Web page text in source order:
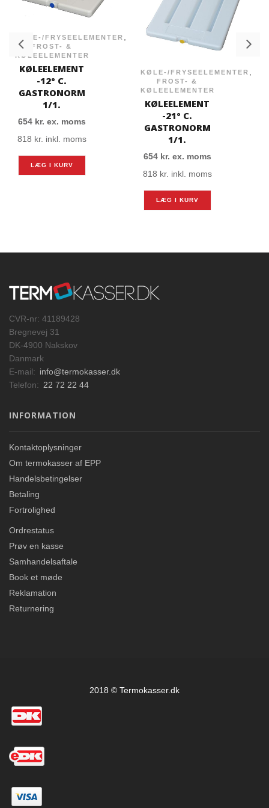
KØLE-/FRYSEELEMENTER
FROST- &
KØLEELEMENTER
KØLEELEMENT
-12° C.
GASTRONORM
1/1.
654 kr. ex. moms
818 kr. inkl. moms
LÆG I KURV
KØLE-/FRYSEELEMENTER
FROST- &
KØLEELEMENTER
KØLEELEMENT
-21° C.
GASTRONORM
1/1.
654 kr. ex. moms
818 kr. inkl. moms
LÆG I KURV
CVR-nr: 41189428
Bregnevej 31
DK-4900 Nakskov
Danmark
E-mail: info@termokasser.dk
Telefon: 22 72 22 44
INFORMATION
Kontaktoplysninger
Om termokasser af EPP
Handelsbetingelser
Betaling
Fortrolighed
Ordrestatus
Prøv en kasse
Samhandelsaftale
Book et møde
Reklamation
Returnering
2018 © Termokasser.dk